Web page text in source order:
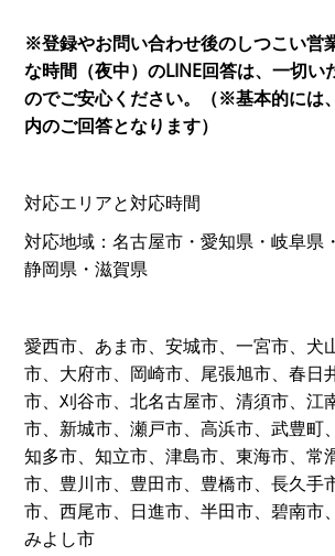
※登録やお問い合わせ後のしつこい営
な時間（夜中）のLINE回答は、一切い
のでご安心ください。（※基本的には
内のご回答となります）
対応エリアと対応時間
対応地域：名古屋市・愛知県・岐阜県
静岡県・滋賀県
愛西市、あま市、安城市、一宮市、犬
市、大府市、岡崎市、尾張旭市、春日
市、刈谷市、北名古屋市、清須市、江
市、新城市、瀬戸市、高浜市、武豊町
知多市、知立市、津島市、東海市、常
市、豊川市、豊田市、豊橋市、長久手
市、西尾市、日進市、半田市、碧南市
みよし市